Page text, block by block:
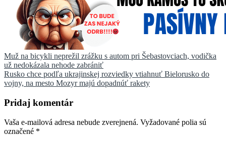
Navigácia
v
článku
Muž na bicykli neprežil zrážku s autom pri Šebastovciach, vodička
už nedokázala nehode zabrániť
Rusko chce podľa ukrajinskej rozviedky vtiahnuť Bielorusko do
vojny, na mesto Mozyr majú dopadnúť rakety
Pridaj komentár
Vaša e-mailová adresa nebude zverejnená. Vyžadované polia sú
označené *